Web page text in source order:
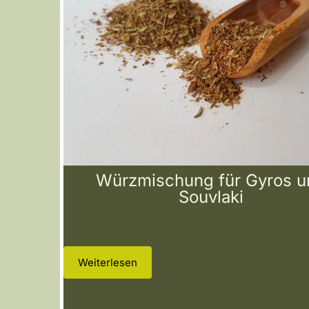
Würzmischung für Gyros
Souvlaki
Weiterlesen